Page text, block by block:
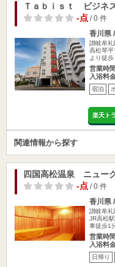
Ｔａｂｉｓｔ ビジネ
-点/ 0 件
香川県
讃岐牟
高松琴
より徒
営業時間
入浴料
宿泊
楽天ト
関連情報から探す
四国高松温泉 ニュー
-点/ 0 件
香川県
讃岐牟
JR高松
車徒歩1
営業時
入浴料
日帰り